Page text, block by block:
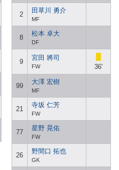
2
田草川 勇介
MF
8
松本 卓大
DF
9
宮田 將司
FW 36'
99
大澤 宏樹
MF
21
寺坂 仁芳
FW
77
星野 晃佑
FW
26
野間口 拓也
GK